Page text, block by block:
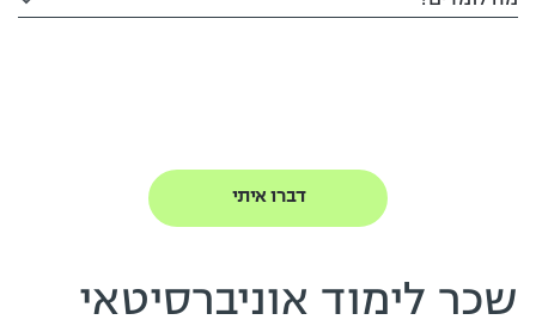
שכר לימוד אוניברסיטאי